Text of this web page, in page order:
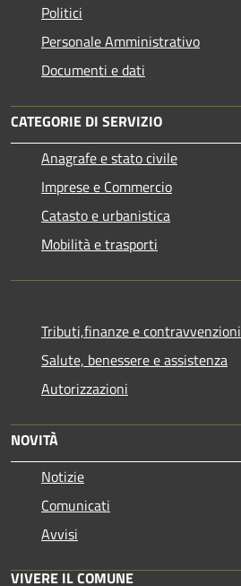
Politici
Personale Amministrativo
Documenti e dati
CATEGORIE DI SERVIZIO
Anagrafe e stato civile
Imprese e Commercio
Catasto e urbanistica
Mobilità e trasporti
Tributi,finanze e contravvenzioni
Salute, benessere e assistenza
Autorizzazioni
NOVITÀ
Notizie
Comunicati
Avvisi
VIVERE IL COMUNE